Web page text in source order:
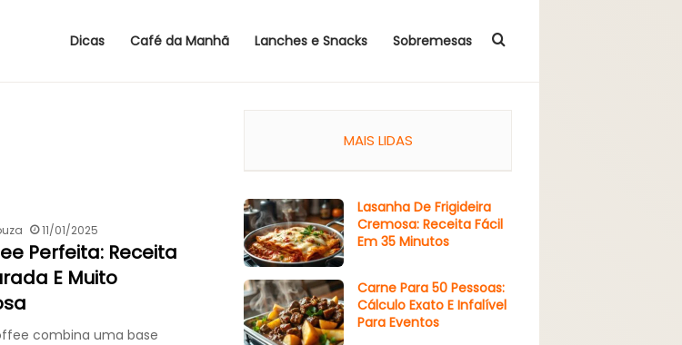
Dicas Café da Manhã Lanches e Snacks Sobremesas Procurar por
11/01/2025
Perfeita: Receita
E Muito
combina uma base
MAIS LIDAS
Lasanha De Frigideira
Cremosa: Receita Fácil
Em 35 Minutos
Carne Para 50 Pessoas:
Cálculo Exato E Infalível
Para Eventos